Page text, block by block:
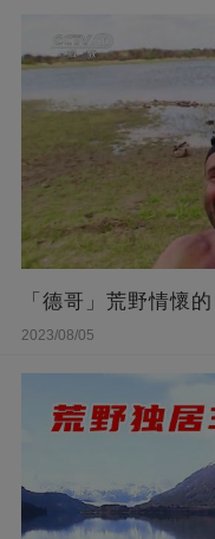
「德哥」荒野情懷
2023/08/05